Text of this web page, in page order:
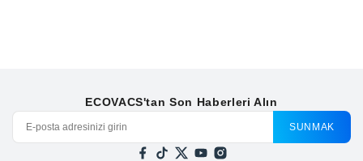
ECOVACS'tan Son Haberleri Alın
SUNMAK